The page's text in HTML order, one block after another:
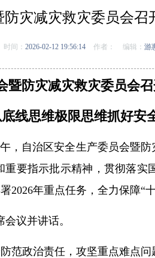
灾减灾救灾委员会召
时间： 2026-02-12 19:56:14 作者： 编辑： 游
暨防灾减灾救灾委员会
线思维极限思维抓好安
，自治区安全生产委员会暨
要指示批示精神，贯彻落
2026年重点任务，全力保障“
议并讲话。
范政治责任，攻坚重点难点